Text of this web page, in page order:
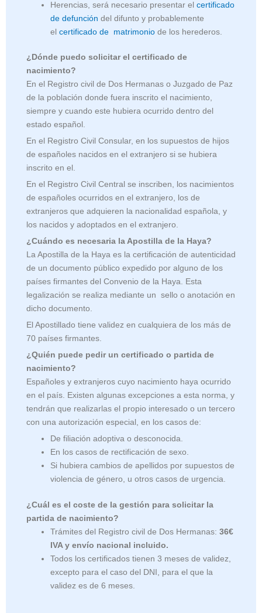
Herencias, será necesario presentar elcertificado
de defunción del difunto y probablemente
elcertificado de matrimonio de los herederos.
¿Dónde puedo solicitar el certificado de
nacimiento?
En el Registro civil de Dos Hermanas o Juzgado de Paz
de la población donde fuera inscrito el nacimiento,
siempre y cuando este hubiera ocurrido dentro del
estado español.
En el Registro Civil Consular, en los supuestos de hijos
de españoles nacidos en el extranjero si se hubiera
inscrito en el.
En el Registro Civil Central se inscriben, los nacimientos
de españoles ocurridos en el extranjero, los de
extranjeros que adquieren la nacionalidad española, y
los nacidos y adoptados en el extranjero.
¿Cuándo es necesaria la Apostilla de la Haya?
La Apostilla de la Haya es la certificación de autenticidad
de un documento público expedido por alguno de los
países firmantes del Convenio de la Haya. Esta
legalización se realiza mediante un sello o anotación en
dicho documento.
El Apostillado tiene validez en cualquiera de los más de
70 países firmantes.
¿Quién puede pedir un certificado o partida de
nacimiento?
Españoles y extranjeros cuyo nacimiento haya ocurrido
en el país. Existen algunas excepciones a esta norma, y
tendrán que realizarlas el propio interesado o un tercero
con una autorización especial, en los casos de:
De filiación adoptiva o desconocida.
En los casos de rectificación de sexo.
Si hubiera cambios de apellidos por supuestos de
violencia de género, u otros casos de urgencia.
¿Cuál es el coste de la gestión para solicitar la
partida de nacimiento?
Trámites del Registro civil de Dos Hermanas:36€
IVA y envío nacional incluido.
Todos los certificados tienen 3 meses de validez,
excepto para el caso del DNI, para el que la
validez es de 6 meses.